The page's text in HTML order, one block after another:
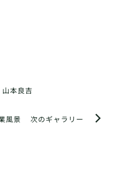
本良吉
次のギャラリー
風景